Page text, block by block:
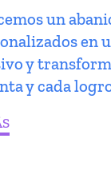
un
en
y
y cada